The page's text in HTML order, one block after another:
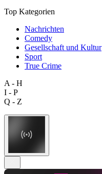
Top Kategorien
Nachrichten
Comedy
Gesellschaft und Kultur
Sport
True Crime
A - H
I - P
Q - Z